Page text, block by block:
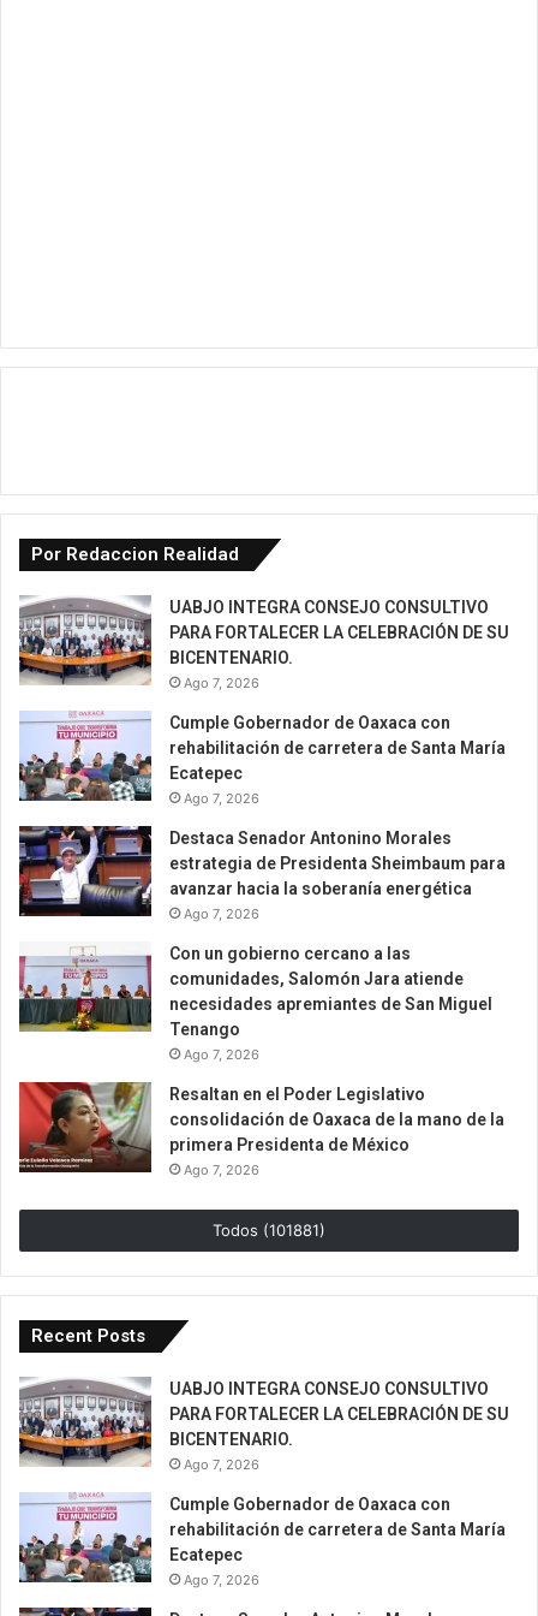
Por Redaccion Realidad
UABJO INTEGRA CONSEJO CONSULTIVO
PARA FORTALECER LA CELEBRACIÓN DE SU
BICENTENARIO.
Ago 7, 2026
Cumple Gobernador de Oaxaca con
rehabilitación de carretera de Santa María
Ecatepec
Ago 7, 2026
Destaca Senador Antonino Morales
estrategia de Presidenta Sheimbaum para
avanzar hacia la soberanía energética
Ago 7, 2026
Con un gobierno cercano a las
comunidades, Salomón Jara atiende
necesidades apremiantes de San Miguel
Tenango
Ago 7, 2026
Resaltan en el Poder Legislativo
consolidación de Oaxaca de la mano de la
primera Presidenta de México
Ago 7, 2026
Todos (101881)
Recent Posts
UABJO INTEGRA CONSEJO CONSULTIVO
PARA FORTALECER LA CELEBRACIÓN DE SU
BICENTENARIO.
Ago 7, 2026
Cumple Gobernador de Oaxaca con
rehabilitación de carretera de Santa María
Ecatepec
Ago 7, 2026